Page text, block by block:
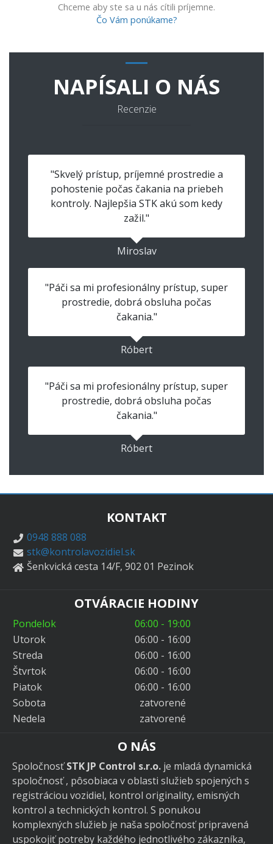
Chceme aby ste sa u nás cítili príjemne.
Čo Vám ponúkame?
NAPÍSALI O NÁS
Recenzie
"Skvelý prístup, príjemné prostredie a
pohostenie počas čakania na priebeh
kontroly. Najlepšia STK akú som kedy
zažil."
Miroslav
"Páči sa mi profesionálny prístup, super
prostredie, dobrá obsluha počas
čakania."
Róbert
"Páči sa mi profesionálny prístup, super
prostredie, dobrá obsluha počas
čakania."
Róbert
KONTAKT
0948 888 088
stk@kontrolavozidiel.sk
Šenkvická cesta 14/F, 902 01 Pezinok
OTVÁRACIE HODINY
Pondelok
06:00 - 19:00
Utorok
06:00 - 16:00
Streda
06:00 - 16:00
Štvrtok
06:00 - 16:00
Piatok
06:00 - 16:00
Sobota
zatvorené
Nedela
zatvorené
O NÁS
SpoločnosťSTK JP Control s.r.o. je mladá dynamická
spoločnosť , pôsobiaca v oblasti služieb spojených s
registráciou vozidiel, kontrol originality, emisných
kontrol a technických kontrol. S ponukou
komplexných služieb je naša spoločnosť pripravená
uspokojiť potreby každého jednotlivého zákazníka,